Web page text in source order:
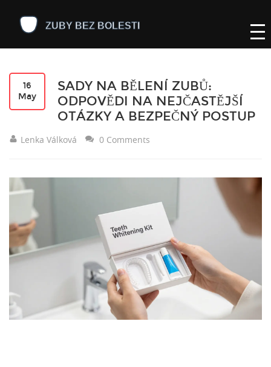
16
May
SADY NA BĚLENÍ ZUBŮ:
ODPOVĚDI NA NEJČASTĚJŠÍ
OTÁZKY A BEZPEČNÝ POSTUP
Lenka Válková 0 Comments